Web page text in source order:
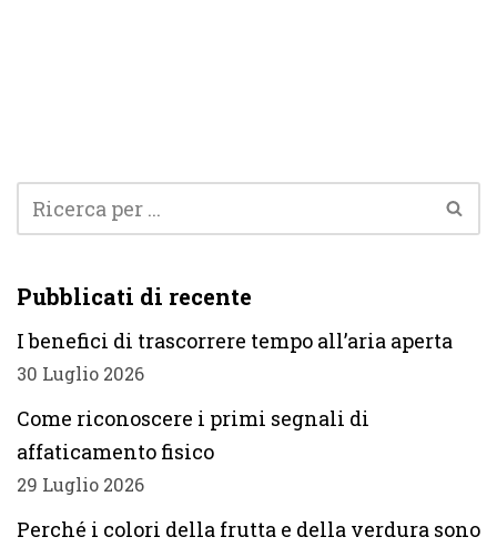
Pubblicati di recente
I benefici di trascorrere tempo all’aria aperta
30 Luglio 2026
Come riconoscere i primi segnali di
affaticamento fisico
29 Luglio 2026
Perché i colori della frutta e della verdura sono